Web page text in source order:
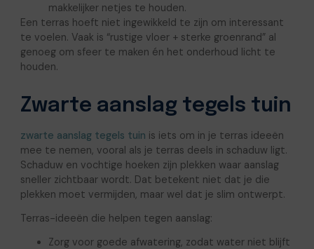
makkelijker netjes te houden.
Een terras hoeft niet ingewikkeld te zijn om interessant
te voelen. Vaak is “rustige vloer + sterke groenrand” al
genoeg om sfeer te maken én het onderhoud licht te
houden.
Zwarte aanslag tegels tuin
zwarte aanslag tegels tuin is iets om in je terras ideeën
mee te nemen, vooral als je terras deels in schaduw ligt.
Schaduw en vochtige hoeken zijn plekken waar aanslag
sneller zichtbaar wordt. Dat betekent niet dat je die
plekken moet vermijden, maar wel dat je slim ontwerpt.
Terras-ideeën die helpen tegen aanslag:
Zorg voor goede afwatering, zodat water niet blijft